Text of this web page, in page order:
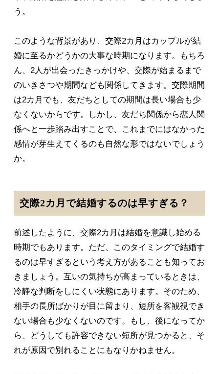
う。
このような背景があり、交際2カ月はカップルが結
婚に至るかどうかの大事な時期になります。もちろ
ん、2人が出会ったきっかけや、交際が始まるまで
のいきさつや期間なども関係してきます。交際期間
は2カ月でも、友だちとしての期間は長い場合も少
なくないからです。しかし、友だち関係から恋人関
係へと一歩踏み出すことで、これまでにはなかった
感情が芽生えてくるのも自然な形ではないでしょう
か。
交際2カ月で結婚するのは早すぎる？
前述したように、交際2カ月は結婚を意識し始める
時期でもあります。ただ、このタイミングで結婚す
るのは早すぎるという考え方があることも知ってお
きましょう。互いの気持ちが高まっているときは、
冷静な判断をしにくい状態にあります。そのため、
相手の長所ばかりが目に留まり、短所を客観視でき
ない場合も少なくないのです。もし、後になってか
ら、どうしても許容できない短所が見つかると、そ
れが原因で別れることにもなりかねません。